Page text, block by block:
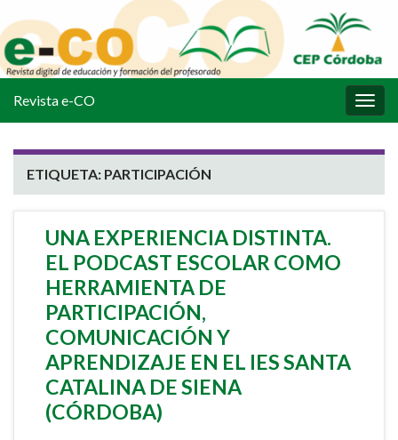
la
Revista e-CO
ETIQUETA: PARTICIPACIÓN
UNA EXPERIENCIA DISTINTA.
EL PODCAST ESCOLAR COMO
HERRAMIENTA DE
PARTICIPACIÓN,
COMUNICACIÓN Y
APRENDIZAJE EN EL IES SANTA
CATALINA DE SIENA
(CÓRDOBA)